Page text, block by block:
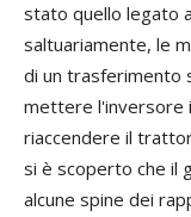
stato quello legato
saltuariamente, le
di un trasferimento
mettere l'inversore
riaccendere il
si è scoperto che il
alcune spine dei